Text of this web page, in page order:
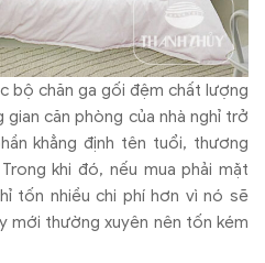
bộ chăn ga gối đệm chất lượng
căn phòng của nhà nghỉ trở
khẳng định tên tuổi, thương
khi đó, nếu mua phải mặt
tốn nhiều chi phí hơn vì nó sẽ
mới thường xuyên nên tốn kém